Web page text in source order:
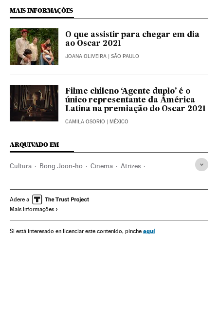
MAIS INFORMAÇÕES
O que assistir para chegar em dia
ao Oscar 2021
JOANA OLIVEIRA | SÃO PAULO
Filme chileno ‘Agente duplo’ é o
único representante da América
Latina na premiação do Oscar 2021
CAMILA OSORIO | MÉXICO
ARQUIVADO EM
Cultura Bong Joon-ho Cinema Atrizes
Diretores cinema
Adere a
Mais informações
Si está interesado en licenciar este contenido, pinche aquí